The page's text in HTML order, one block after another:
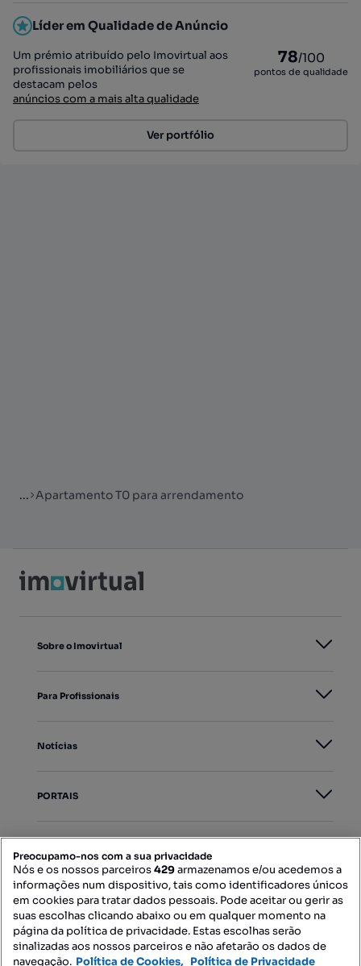
Líder em Qualidade de Anúncio
Um prémio atribuído pelo Imovirtual aos
profissionais imobiliários que se
destacam pelos
anúncios com a mais alta qualidade
78/100
pontos de qualidade
Ver portfólio
... Apartamento T0 para arrendamento
Sobre o Imovirtual
Para Profissionais
Notícias
PORTAIS
Contacte-nos
SIGA-NOS:
Preocupamo-nos com a sua privacidade
Nós e os nossos parceiros429armazenamos e/ou acedemos a
informações num dispositivo, tais como identificadores únicos
em cookies para tratar dados pessoais. Pode aceitar ou gerir as
suas escolhas clicando abaixo ou em qualquer momento na
página da política de privacidade. Estas escolhas serão
sinalizadas aos nossos parceiros e não afetarão os dados de
navegação. Política de Cookies, Política de Privacidade